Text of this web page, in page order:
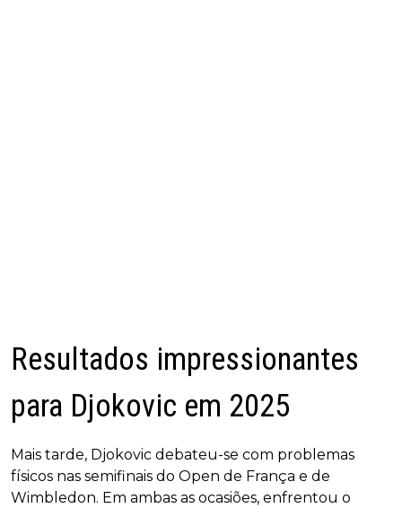
Resultados impressionantes
para Djokovic em 2025
Mais tarde, Djokovic debateu-se com problemas
físicos nas semifinais do Open de França e de
Wimbledon. Em ambas as ocasiões, enfrentou o